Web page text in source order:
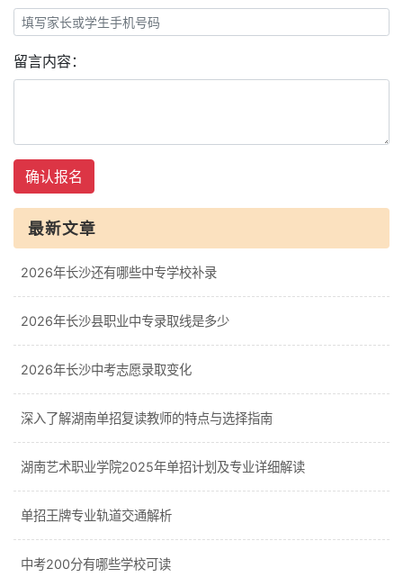
留言内容：
确认报名
最新文章
2026年长沙还有哪些中专学校补录
2026年长沙县职业中专录取线是多少
2026年长沙中考志愿录取变化
深入了解湖南单招复读教师的特点与选择指南
湖南艺术职业学院2025年单招计划及专业详细解读
单招王牌专业轨道交通解析
中考200分有哪些学校可读